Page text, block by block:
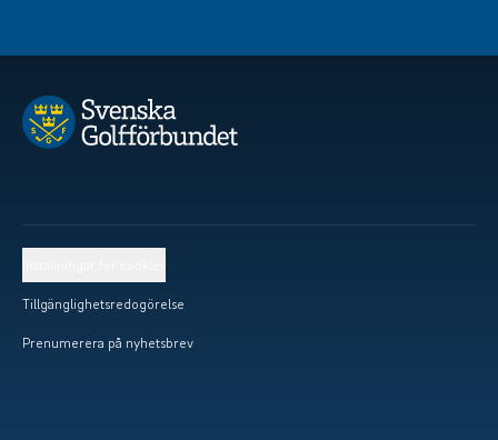
Tillgänglighetsredogörelse
Prenumerera på nyhetsbrev